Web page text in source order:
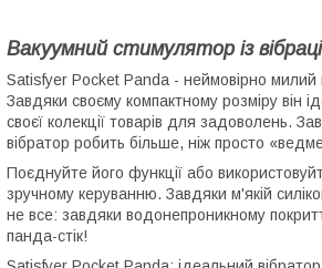
Вакуумний стимулятор із
Satisfyer Pocket Panda - неймовірно милий
Завдяки своєму компактному розміру він
своєї колекції товарів для задоволень.
вібратор робить більше, ніж просто
Поєднуйте його функції або
зручному керуванню. Завдяки м'якій
не все: завдяки водонепроникному
панда-стік!